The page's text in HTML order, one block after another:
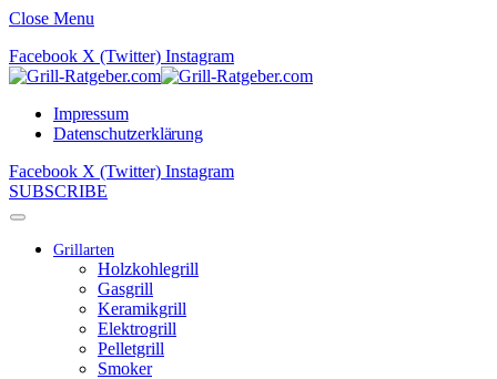
Close Menu
Facebook X (Twitter) Instagram
Impressum
Datenschutzerklärung
Facebook X (Twitter) Instagram
SUBSCRIBE
Grillarten
Holzkohlegrill
Gasgrill
Keramikgrill
Elektrogrill
Pelletgrill
Smoker